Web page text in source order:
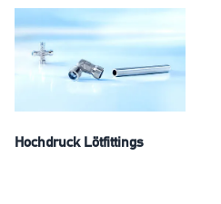
Hochdruck Lötfittings